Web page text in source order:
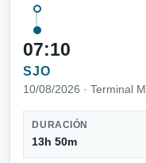
07:10
SJO
10/08/2026 · Terminal M
DURACIÓN
13h 50m